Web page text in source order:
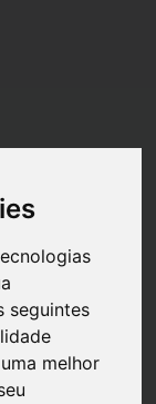
seguintes
melhor